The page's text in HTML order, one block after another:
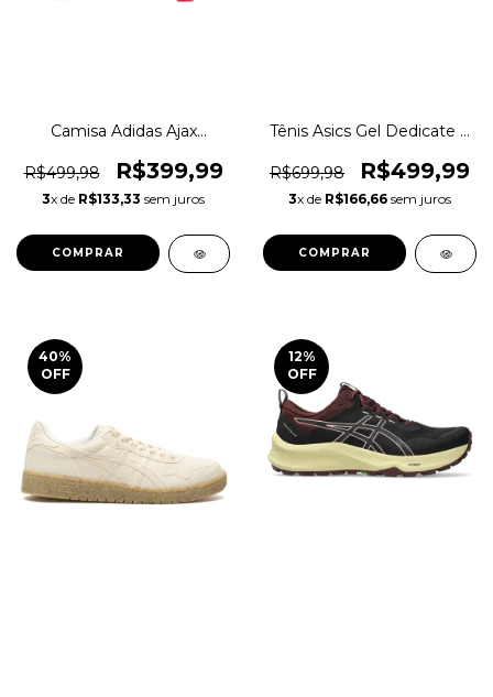
Camisa Adidas Ajax
Polo Original 1magnus
R$499,98 R$399,99
3x de R$133,33 sem juros
COMPRAR
Tênis Asics Gel Dedicate 8
1magnus
R$699,98 R$499,99
3x de R$166,66 sem juros
COMPRAR
40%
OFF
12%
OFF